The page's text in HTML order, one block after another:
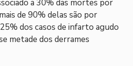
a 30% das mortes por
de 90% delas são por
dos casos de infarto agudo
metade dos derrames